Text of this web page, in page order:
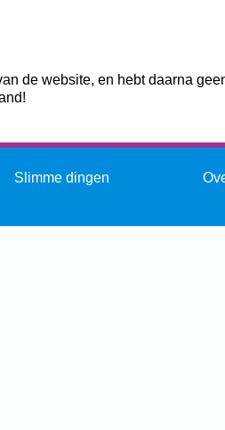
de website, en hebt daarna
Slimme dingen